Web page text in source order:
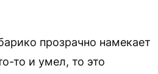
прозрачно намекает
то и умел, то это